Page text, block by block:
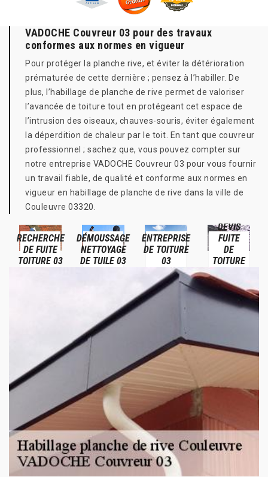
VADOCHE Couvreur 03 pour des travaux
conformes aux normes en vigueur
Pour protéger la planche rive, et éviter la détérioration
prématurée de cette dernière ; pensez à l’habiller. De
plus, l’habillage de planche de rive permet de valoriser
l’avancée de toiture tout en protégeant cet espace de
l’intrusion des oiseaux, chauves-souris, éviter également
la déperdition de chaleur par le toit. En tant que couvreur
professionnel ; sachez que, vous pouvez compter sur
notre entreprise VADOCHE Couvreur 03 pour vous fournir
un travail fiable, de qualité et conforme aux normes en
vigueur en habillage de planche de rive dans la ville de
Couleuvre 03320.
RECHERCHE
DE FUITE
TOITURE 03
DÉMOUSSAGE
NETTOYAGE
DE TUILE 03
ENTREPRISE
DE TOITURE
03
DEVIS
FUITE
DE
TOITURE